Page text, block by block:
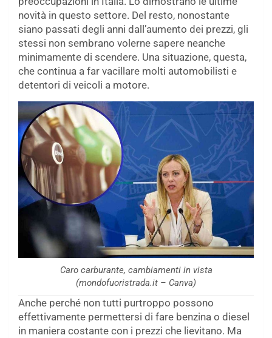
novità in questo settore. Del resto, nonostante
siano passati degli anni dall’aumento dei prezzi, gli
stessi non sembrano volerne sapere neanche
minimamente di scendere. Una situazione, questa,
che continua a far vacillare molti automobilisti e
detentori di veicoli a motore.
Caro carburante, cambiamenti in vista
(mondofuoristrada.it – Canva)
Anche perché non tutti purtroppo possono
effettivamente permettersi di fare benzina o diesel
in maniera costante con i prezzi che lievitano. Ma